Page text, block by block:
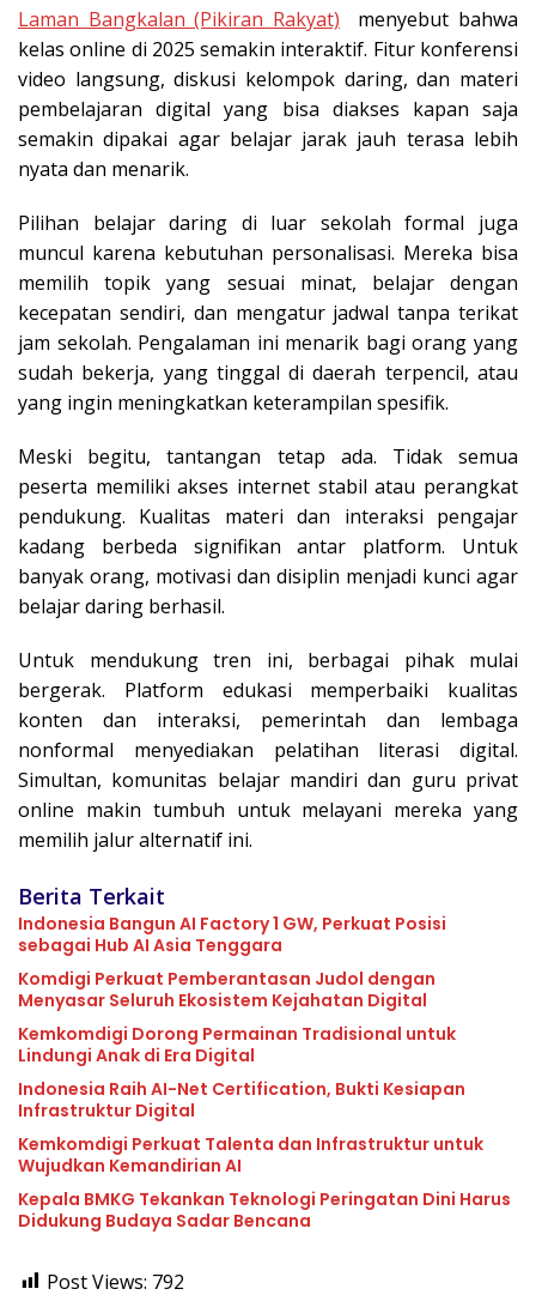
Laman Bangkalan (Pikiran Rakyat) menyebut bahwa
kelas online di 2025 semakin interaktif. Fitur konferensi
video langsung, diskusi kelompok daring, dan materi
pembelajaran digital yang bisa diakses kapan saja
semakin dipakai agar belajar jarak jauh terasa lebih
nyata dan menarik.
Pilihan belajar daring di luar sekolah formal juga
muncul karena kebutuhan personalisasi. Mereka bisa
memilih topik yang sesuai minat, belajar dengan
kecepatan sendiri, dan mengatur jadwal tanpa terikat
jam sekolah. Pengalaman ini menarik bagi orang yang
sudah bekerja, yang tinggal di daerah terpencil, atau
yang ingin meningkatkan keterampilan spesifik.
Meski begitu, tantangan tetap ada. Tidak semua
peserta memiliki akses internet stabil atau perangkat
pendukung. Kualitas materi dan interaksi pengajar
kadang berbeda signifikan antar platform. Untuk
banyak orang, motivasi dan disiplin menjadi kunci agar
belajar daring berhasil.
Untuk mendukung tren ini, berbagai pihak mulai
bergerak. Platform edukasi memperbaiki kualitas
konten dan interaksi, pemerintah dan lembaga
nonformal menyediakan pelatihan literasi digital.
Simultan, komunitas belajar mandiri dan guru privat
online makin tumbuh untuk melayani mereka yang
memilih jalur alternatif ini.
Berita Terkait
Indonesia Bangun AI Factory 1 GW, Perkuat Posisi
sebagai Hub AI Asia Tenggara
Komdigi Perkuat Pemberantasan Judol dengan
Menyasar Seluruh Ekosistem Kejahatan Digital
Kemkomdigi Dorong Permainan Tradisional untuk
Lindungi Anak di Era Digital
Indonesia Raih AI-Net Certification, Bukti Kesiapan
Infrastruktur Digital
Kemkomdigi Perkuat Talenta dan Infrastruktur untuk
Wujudkan Kemandirian AI
Kepala BMKG Tekankan Teknologi Peringatan Dini Harus
Didukung Budaya Sadar Bencana
Post Views: 792